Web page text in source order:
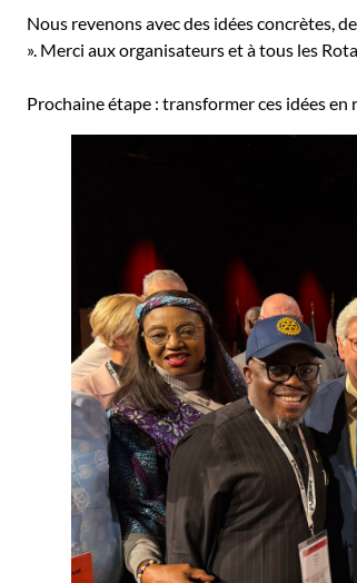
Nous revenons avec des idées concrètes,
». Merci aux organisateurs et à tous les
Prochaine étape : transformer ces idées